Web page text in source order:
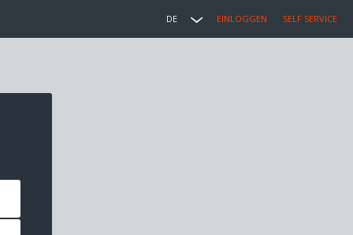
DE EINLOGGEN SELF SERVICE